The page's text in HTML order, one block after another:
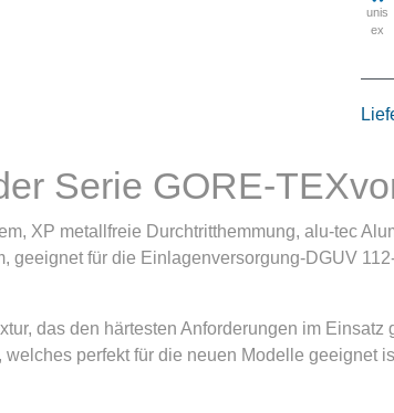
unis
ex
Serie GORE-
XP metallfreie Durchtritthemmung, alu-tec
geeignet für die Einlagenversorgung-DGUV
das den härtesten Anforderungen im
perfekt für die neuen Modelle geeignet